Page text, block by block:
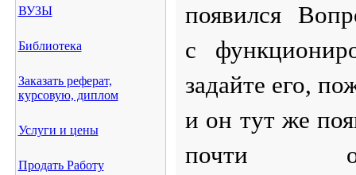
ВУЗЫ
Библиотека
Заказать реферат,
курсовую, диплом
Услуги и цены
Продать Работу
появился
с
задайте его,
и он тут же
почти